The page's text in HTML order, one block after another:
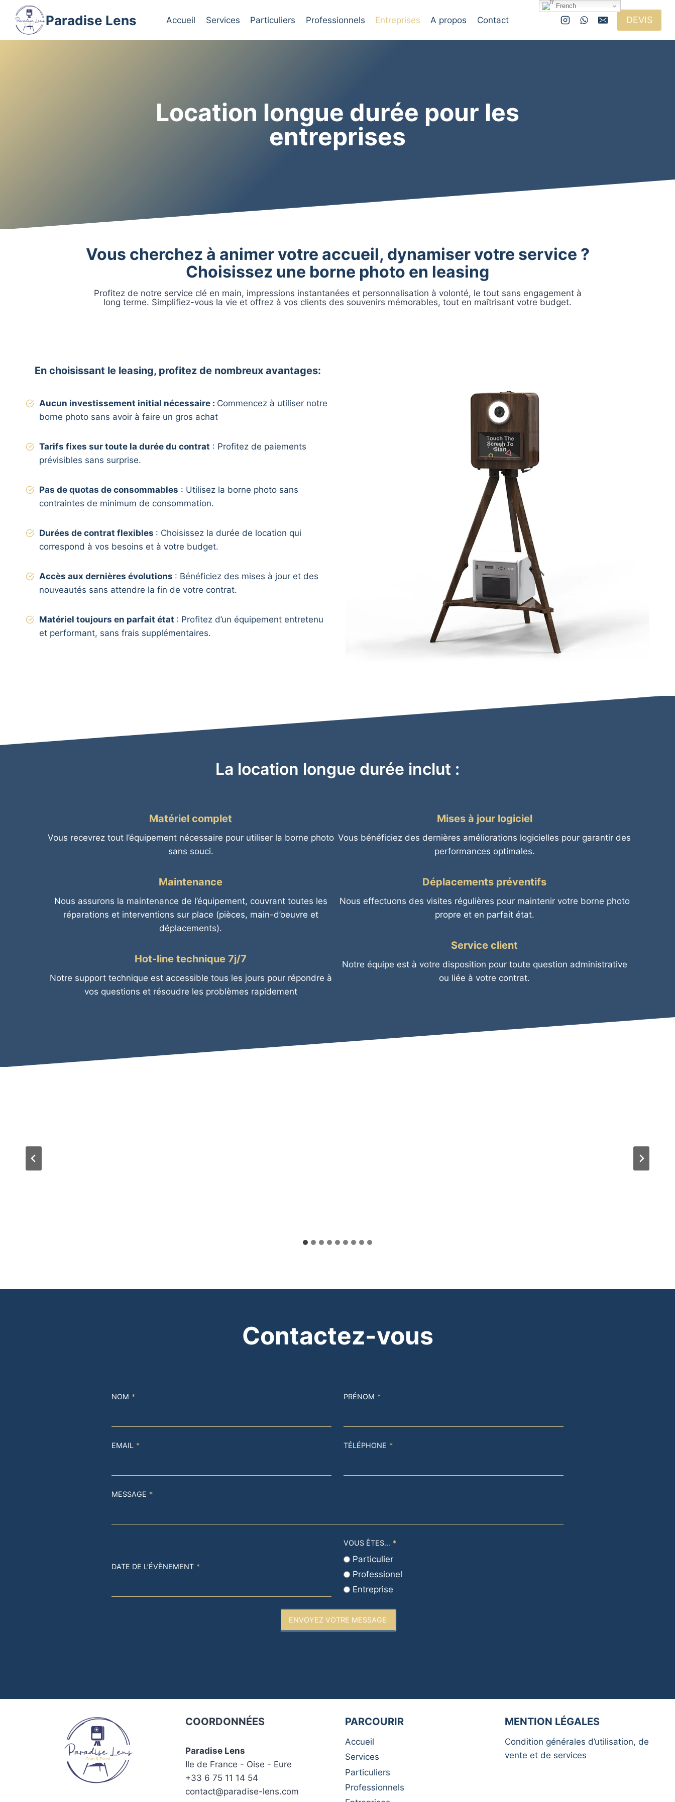
contenu
Paradise Lens Accueil Services Particuliers Professionnels Entreprises A propos Contact DEVIS
Location longue durée pour les
entreprises
Vous cherchez à animer votre accueil, dynamiser votre service ?
Choisissez une borne photo en leasing
Profitez de notre service clé en main, impressions instantanées et personnalisation à volonté, le tout sans engagement à
long terme. Simplifiez-vous la vie et offrez à vos clients des souvenirs mémorables, tout en maîtrisant votre budget.
En choisissant le leasing, profitez de nombreux avantages:
Aucun investissement initial nécessaire : Commencez à utiliser notre
borne photo sans avoir à faire un gros achat
Tarifs fixes sur toute la durée du contrat : Profitez de paiements
prévisibles sans surprise.
Pas de quotas de consommables : Utilisez la borne photo sans
contraintes de minimum de consommation.
Durées de contrat flexibles : Choisissez la durée de location qui
correspond à vos besoins et à votre budget.
Accès aux dernières évolutions : Bénéficiez des mises à jour et des
nouveautés sans attendre la fin de votre contrat.
Matériel toujours en parfait état : Profitez d’un équipement entretenu
et performant, sans frais supplémentaires.
La location longue durée inclut :
Matériel complet
Vous recevrez tout l’équipement nécessaire pour utiliser la borne photo
sans souci.
Maintenance
Nous assurons la maintenance de l’équipement, couvrant toutes les
réparations et interventions sur place (pièces, main-d’oeuvre et
déplacements).
Hot-line technique 7j/7
Notre support technique est accessible tous les jours pour répondre à
vos questions et résoudre les problèmes rapidement
Mises à jour logiciel
Vous bénéficiez des dernières améliorations logicielles pour garantir des
performances optimales.
Déplacements préventifs
Nous effectuons des visites régulières pour maintenir votre borne photo
propre et en parfait état.
Service client
Notre équipe est à votre disposition pour toute question administrative
ou liée à votre contrat.
Contactez-vous
NOM * PRÉNOM *
EMAIL * TÉLÉPHONE *
MESSAGE *
DATE DE L’ÉVÈNEMENT *
VOUS ÊTES… *
Particulier
Professionel
Entreprise
ENVOYEZ VOTRE MESSAGE
COORDONNÉES
Paradise Lens
Ile de France - Oise - Eure
+33 6 75 11 14 54
contact@paradise-lens.com
PARCOURIR
Accueil
Services
Particuliers
Professionnels
MENTION LÉGALES
Condition générales d’utilisation, de
vente et de services
French